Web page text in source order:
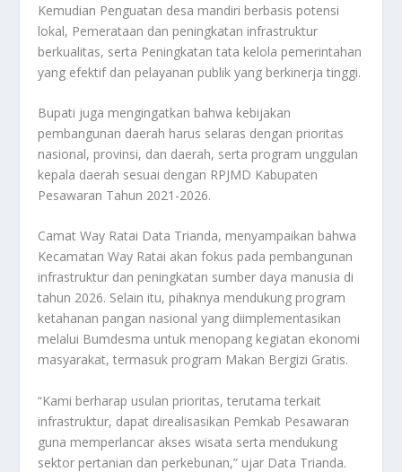
Kemudian Penguatan desa mandiri berbasis potensi
lokal, Pemerataan dan peningkatan infrastruktur
berkualitas, serta Peningkatan tata kelola pemerintahan
yang efektif dan pelayanan publik yang berkinerja tinggi.
Bupati juga mengingatkan bahwa kebijakan
pembangunan daerah harus selaras dengan prioritas
nasional, provinsi, dan daerah, serta program unggulan
kepala daerah sesuai dengan RPJMD Kabupaten
Pesawaran Tahun 2021-2026.
Camat Way Ratai Data Trianda, menyampaikan bahwa
Kecamatan Way Ratai akan fokus pada pembangunan
infrastruktur dan peningkatan sumber daya manusia di
tahun 2026. Selain itu, pihaknya mendukung program
ketahanan pangan nasional yang diimplementasikan
melalui Bumdesma untuk menopang kegiatan ekonomi
masyarakat, termasuk program Makan Bergizi Gratis.
“Kami berharap usulan prioritas, terutama terkait
infrastruktur, dapat direalisasikan Pemkab Pesawaran
guna memperlancar akses wisata serta mendukung
sektor pertanian dan perkebunan,” ujar Data Trianda.